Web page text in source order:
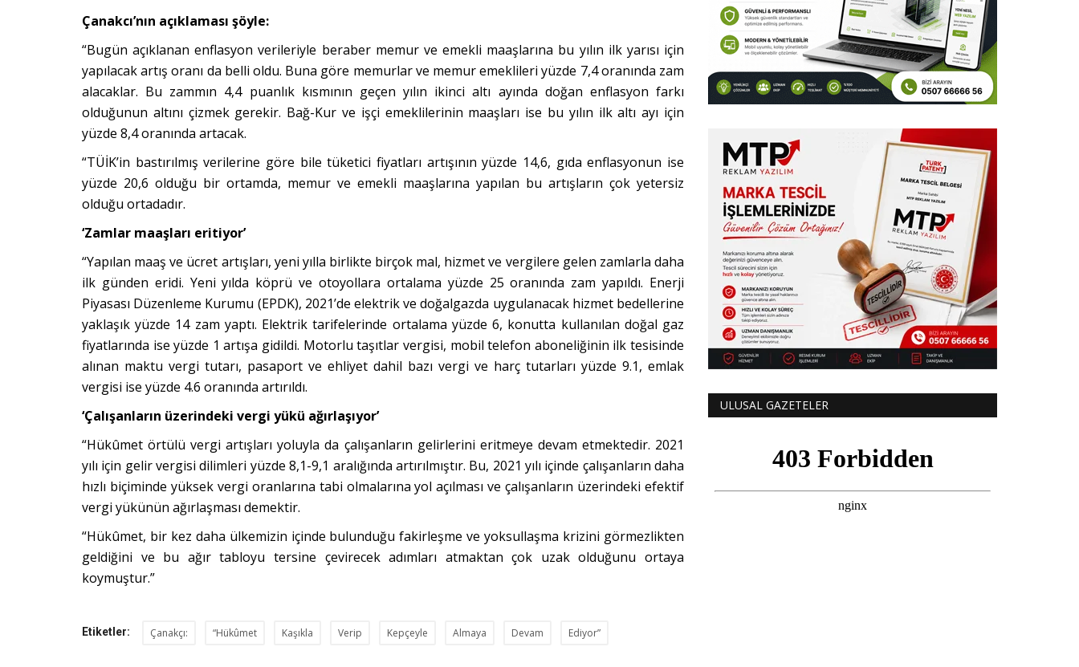
Çanakcı’nın açıklaması şöyle:
“Bugün açıklanan enflasyon verileriyle beraber memur ve emekli maaşlarına bu yılın ilk yarısı için
yapılacak artış oranı da belli oldu. Buna göre memurlar ve memur emeklileri yüzde 7,4 oranında zam
alacaklar. Bu zammın 4,4 puanlık kısmının geçen yılın ikinci altı ayında doğan enflasyon farkı
olduğunun altını çizmek gerekir. Bağ-Kur ve işçi emeklilerinin maaşları ise bu yılın ilk altıayı için
yüzde 8,4 oranında artacak.
“TÜİK’in bastırılmış verilerine göre bile tüketici fiyatları artışının yüzde 14,6, gıda enflasyonun ise
yüzde 20,6 olduğu bir ortamda, memur ve emekli maaşlarına yapılan bu artışların çok yetersiz
olduğu ortadadır.
‘Zamlar maaşları eritiyor’
“Yapılan maaşve ücret artışları, yeni yılla birlikte birçok mal, hizmet ve vergilere gelen zamlarla daha
ilk günden eridi. Yeni yılda köprü ve otoyollara ortalama yüzde 25 oranında zam yapıldı. Enerji
Piyasası Düzenleme Kurumu (EPDK), 2021’de elektrik ve doğalgazda uygulanacak hizmet bedellerine
yaklaşık yüzde 14 zam yaptı. Elektrik tarifelerinde ortalama yüzde 6, konutta kullanılan doğal gaz
fiyatlarında ise yüzde 1 artışa gidildi. Motorlu taşıtlar vergisi, mobil telefon aboneliğinin ilk tesisinde
alınan maktu vergi tutarı, pasaport ve ehliyet dahil bazı vergi ve harç tutarları yüzde 9.1, emlak
vergisi ise yüzde 4.6 oranında artırıldı.
‘Çalışanların üzerindeki vergi yükü ağırlaşıyor’
“Hükûmetörtülü vergi artışları yoluyla da çalışanların gelirlerini eritmeye devam etmektedir. 2021
yılı için gelir vergisi dilimleri yüzde 8,1-9,1 aralığında artırılmıştır. Bu, 2021 yılı içinde çalışanların daha
hızlı biçiminde yüksek vergi oranlarına tabi olmalarına yol açılması ve çalışanların üzerindeki efektif
vergi yükünün ağırlaşması demektir.
“Hükûmet, bir kez daha ülkemizin içinde bulunduğu fakirleşme ve yoksullaşma krizini görmezlikten
geldiğini ve bu ağır tabloyu tersine çevirecek adımları atmaktan çok uzak olduğunu ortaya
koymuştur.”
Etiketler: Çanakçı: “Hükûmet Kaşıkla Verip Kepçeyle Almaya Devam Ediyor”
ULUSAL GAZETELER